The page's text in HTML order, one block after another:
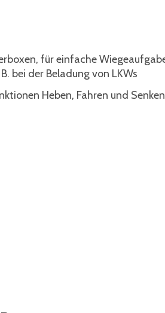
für einfache
bei der Beladung von LKWs
Heben, Fahren und Senken